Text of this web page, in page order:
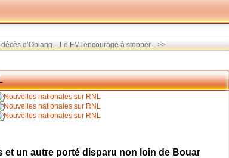
d’Obiang... Le FMI encourage à stopper... >>
et un autre porté disparu non loin de Bouar